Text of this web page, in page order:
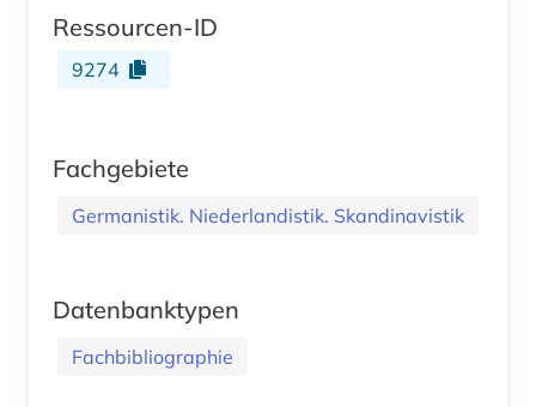
Ressourcen-ID
9274
Fachgebiete
Germanistik. Niederlandistik. Skandinavistik
Datenbanktypen
Fachbibliographie